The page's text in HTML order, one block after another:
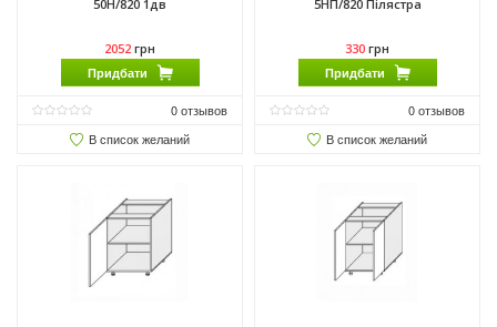
50Н/820 1дв
2052 грн
Придбати
0отзывов
В список желаний
5НП/820 Пілястра
330 грн
Придбати
0отзывов
В список желаний